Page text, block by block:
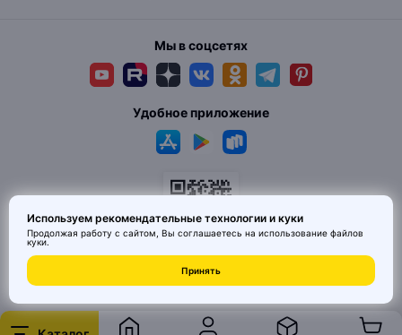
Мы в соцсетях
© 2026 MAI HE MAI. Маркетплейс дизайнерских товаров со всего
Китая по ценам заводов. Все права защищены.
Удобное приложение
Используем рекомендательные технологии и куки
Продолжая работу с сайтом, Вы соглашаетесь на использование файлов
куки.
Принять